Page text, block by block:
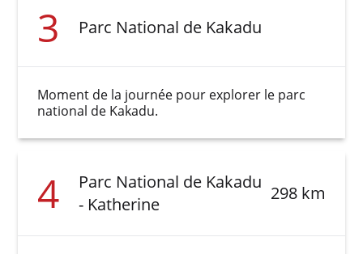
3 Parc National de Kakadu
Moment de la journée pour explorer le parc
national de Kakadu.
4
Parc National de Kakadu
- Katherine
298 km